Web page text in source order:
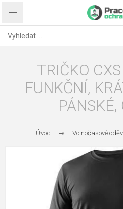
TRIČKO
FUNKČNÍ,
PÁNSKÉ,
Úvod Volnočasové